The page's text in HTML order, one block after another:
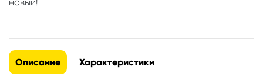
Описание Характеристики